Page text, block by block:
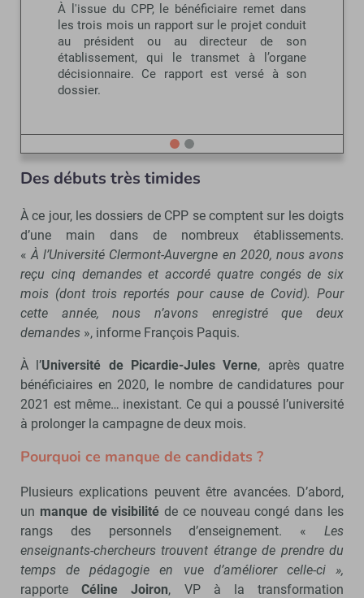
À l'issue du CPP, le bénéficiaire remet dans
les trois mois un rapport sur le projet conduit
au président ou au directeur de son
établissement, qui le transmet à l’organe
décisionnaire. Ce rapport est versé à son
dossier.
Des débuts très timides
À ce jour, les dossiers de CPP se comptent sur les doigts
d’une main dans de nombreux établissements.
«À l’Université Clermont-Auvergne en 2020, nous avons
reçu cinq demandes et accordé quatre congés de six
mois (dont trois reportés pour cause de Covid). Pour
cette année, nous n’avons enregistré que deux
demandes », informe François Paquis.
À l’Université de Picardie-Jules Verne, après quatre
bénéficiaires en 2020, le nombre de candidatures pour
2021 est même… inexistant. Ce qui a poussé l’université
à prolonger la campagne de deux mois.
Pourquoi ce manque de candidats ?
Plusieurs explications peuvent être avancées. D’abord,
un manque de visibilité de ce nouveau congé dans les
rangs des personnels d’enseignement. « Les
enseignants-chercheurs trouvent étrange de prendre du
temps de pédagogie en vue d’améliorer celle-ci »,
rapporteCéline Joiron, VP à la transformation